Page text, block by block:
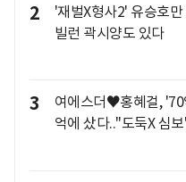
2
'재벌X형사2' 유승호
빌런 곽시양도 있다
3
여에스더♥홍혜걸,
억에 샀다.."도둑X 심